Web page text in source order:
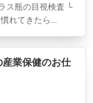
ス瓶の目視検査 └
れてきたら...
産業保健のお仕